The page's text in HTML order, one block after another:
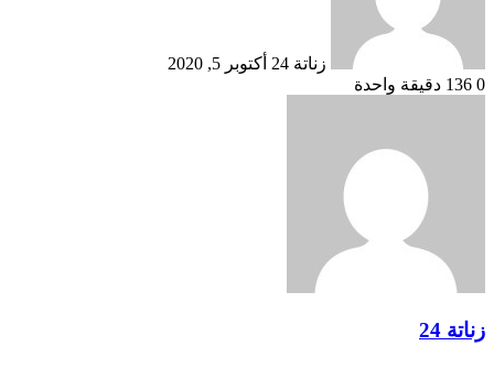
زناتة 24
أكتوبر 5, 2020
0
دقيقة واحدة
زناتة 24